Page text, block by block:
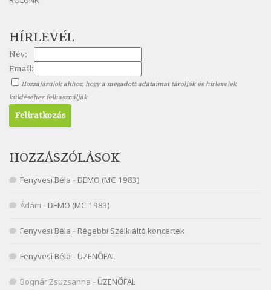
Szélkiáltó
Szélkiáltó
Nagy Bandó András: Pöttyös katica
Szélkiáltó
Nagy Bandó András: Scarabeus
Szélkiáltó
Nagy Bandó András: Ülj le csak egyszer
Nagy Bandó András: Vakondok
Nagy Bandó András: Vizilóblues
Szélkiáltó
Szélkiáltó
Népköltés: Most érkeztünk
Szélkiáltó
Népköltés: Reggeli köszöntő
HÍRLEVÉL
Név:
Email:
Hozzájárulok ahhoz, hogy a megadott adataimat tárolják és hírlevelek
küldéséhez felhasználják
HOZZÁSZÓLÁSOK
Fenyvesi Béla - DEMO (MC 1983)
Ádám - DEMO (MC 1983)
Fenyvesi Béla - Régebbi Szélkiáltó koncertek
Fenyvesi Béla - ÜZENŐFAL
Bognár Zsuzsanna - ÜZENŐFAL